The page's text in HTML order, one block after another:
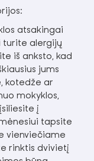
atsakingai
turite alergijų
iš anksto, kad
jums
kotedže ar
mokyklos,
į
tapsite
vienviečiame
rinktis dvivietį